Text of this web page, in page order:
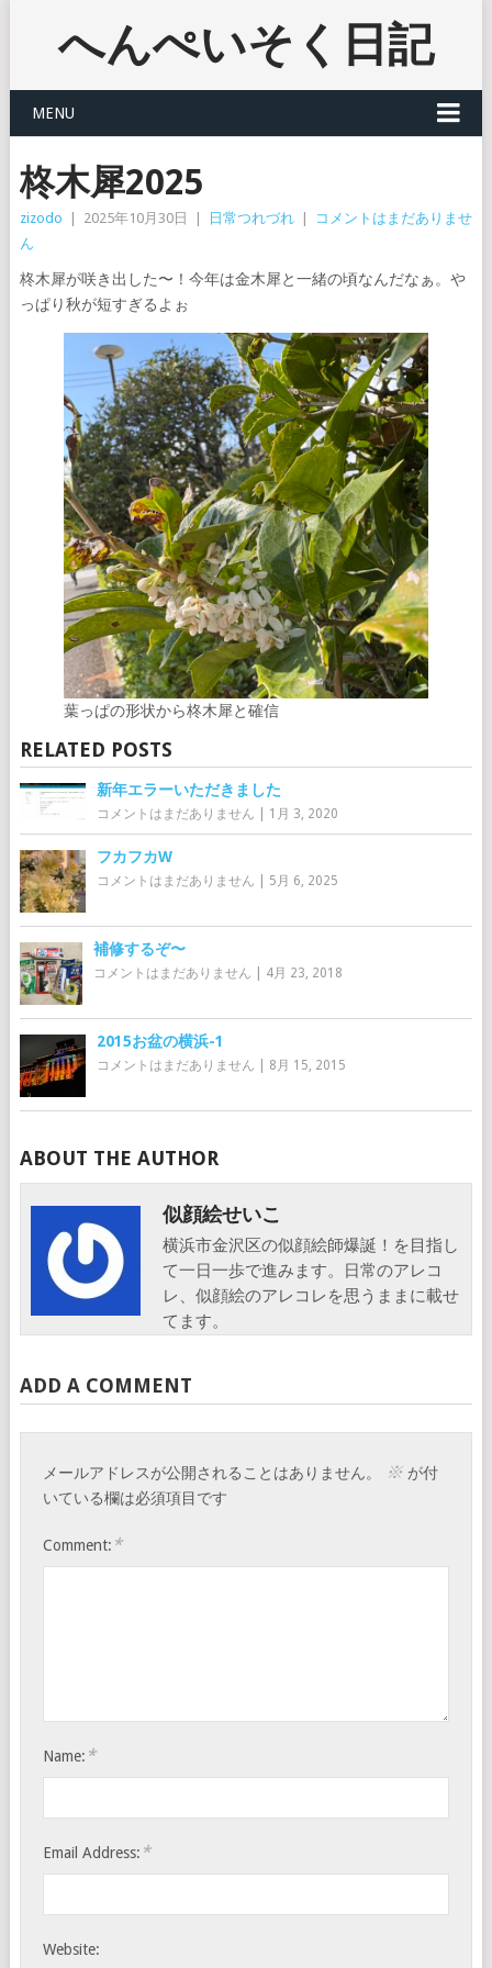
へんぺいそく日記
MENU
柊木犀2025
zizodo 2025年10月30日 日常つれづれ
コメントはまだありませ
ん
柊木犀が咲き出した〜！今年は金木犀と一緒の頃なんだなぁ。や
っぱり秋が短すぎるよぉ
葉っぱの形状から柊木犀と確信
RELATED POSTS
新年エラーいただきました
コメントはまだありません 1月 3, 2020
フカフカW
コメントはまだありません 5月 6, 2025
補修するぞ〜
コメントはまだありません 4月 23, 2018
2015お盆の横浜-1
コメントはまだありません 8月 15, 2015
ABOUT THE AUTHOR
似顔絵せいこ
横浜市金沢区の似顔絵師爆誕！を目指し
て一日一歩で進みます。日常のアレコ
レ、似顔絵のアレコレを思うままに載せ
てます。
ADD A COMMENT
メールアドレスが公開されることはありません。 ※ が付
いている欄は必須項目です
Comment: *
Name: *
Email Address: *
Website: